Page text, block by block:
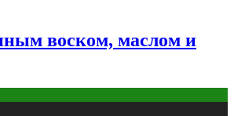
воском, маслом и